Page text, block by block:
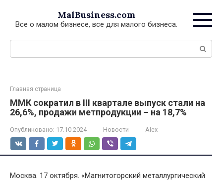
контенту
MalBusiness.com
Все о малом бизнесе, все для малого бизнеса.
Поиск:
Главная страница
ММК сократил в III квартале выпуск стали на
26,6%, продажи метпродукции – на 18,7%
Опубликовано: 17.10.2024 Новости Alex
Москва. 17 октября. «Магнитогорский металлургический